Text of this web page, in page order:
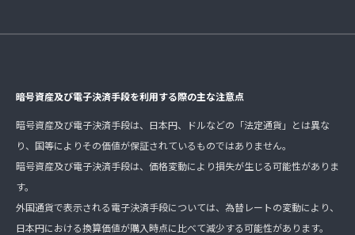
暗号資産及び電子決済手段を利用する際の主な注意点
暗号資産及び電子決済手段は、日本円、ドルなどの「法定通貨」とは異な
り、国等によりその価値が保証されているものではありません。
暗号資産及び電子決済手段は、価格変動により損失が生じる可能性がありま
す。
外国通貨で表示される電子決済手段については、為替レートの変動により、
日本円における換算価値が購入時点に比べて減少する可能性があります。